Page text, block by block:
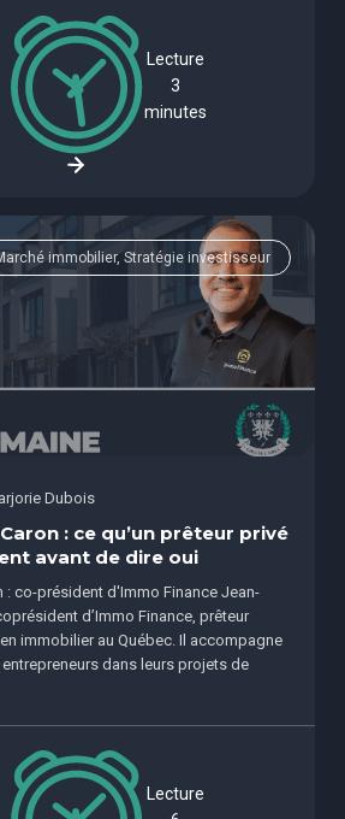
Lecture
3
minutes
immobilier, Stratégie investisseur
Dubois
: ce qu’un prêteur privé
avant de dire oui
: co-président d'Immo Finance Jean-
d’Immo Finance, prêteur
immobilier au Québec. Il accompagne
dans leurs projets de
Lecture